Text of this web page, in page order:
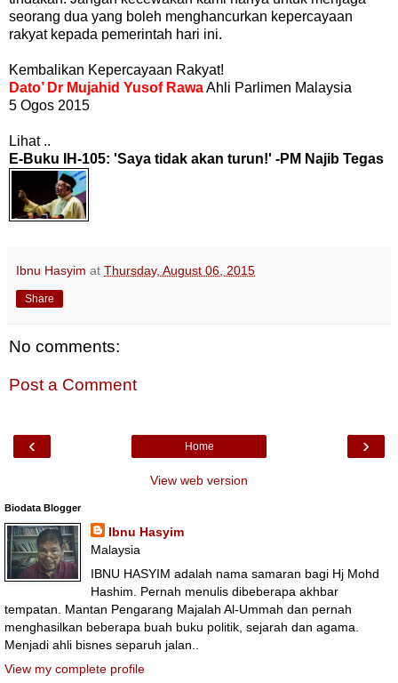
seorang dua yang boleh menghancurkan kepercayaan
rakyat kepada pemerintah hari ini.
Kembalikan Kepercayaan Rakyat!
Dato’ Dr Mujahid Yusof RawaAhli Parlimen Malaysia
5 Ogos 2015
Lihat ..
E-Buku IH-105: 'Saya tidak akan turun!' -PM Najib Tegas
Ibnu Hasyim at Thursday, August 06, 2015
Share
No comments:
Post a Comment
‹ ›
Home
View web version
Biodata Blogger
Ibnu Hasyim
Malaysia
IBNU HASYIM adalah nama samaran bagi Hj Mohd
Hashim. Pernah menulis dibeberapa akhbar
tempatan. Mantan Pengarang Majalah Al-Ummah dan pernah
menghasilkan beberapa buah buku politik, sejarah dan agama.
Menjadi ahli bisnes separuh jalan..
View my complete profile